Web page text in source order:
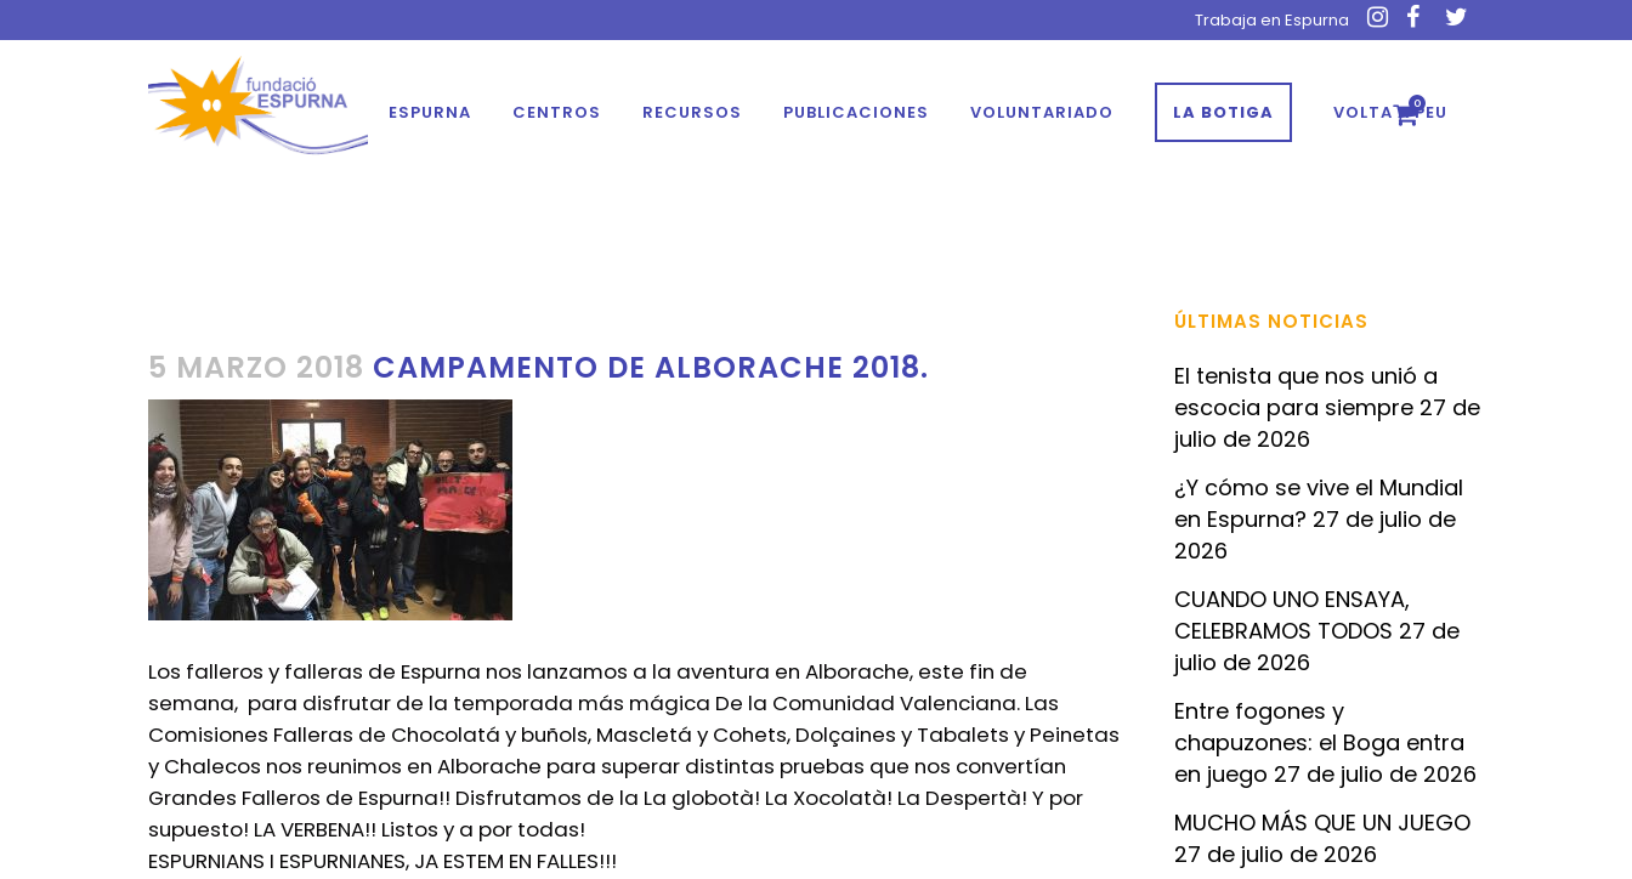
Trabaja en Espurna
0
ESPURNA CENTROS RECURSOS PUBLICACIONES VOLUNTARIADO LA BOTIGA VOLTA A PEU
5 MARZO 2018 CAMPAMENTO DE ALBORACHE 2018.
Los falleros y falleras de Espurna nos lanzamos a la aventura en Alborache, este fin de
semana, para disfrutar de la temporada más mágica De la Comunidad Valenciana. Las
Comisiones Falleras de Chocolatá y buñols, Mascletá y Cohets, Dolçaines y Tabalets y Peinetas
y Chalecos nos reunimos en Alborache para superar distintas pruebas que nos convertían
Grandes Falleros de Espurna!! Disfrutamos de la La globotà! La Xocolatà! La Despertà! Y por
supuesto! LA VERBENA!! Listos y a por todas!
ESPURNIANS I ESPURNIANES, JA ESTEM EN FALLES!!!
ÚLTIMAS NOTICIAS
El tenista que nos unió a
escocia para siempre 27 de
julio de 2026
¿Y cómo se vive el Mundial
en Espurna? 27 de julio de
2026
CUANDO UNO ENSAYA,
CELEBRAMOS TODOS 27 de
julio de 2026
Entre fogones y
chapuzones: el Boga entra
en juego 27 de julio de 2026
MUCHO MÁS QUE UN JUEGO
27 de julio de 2026